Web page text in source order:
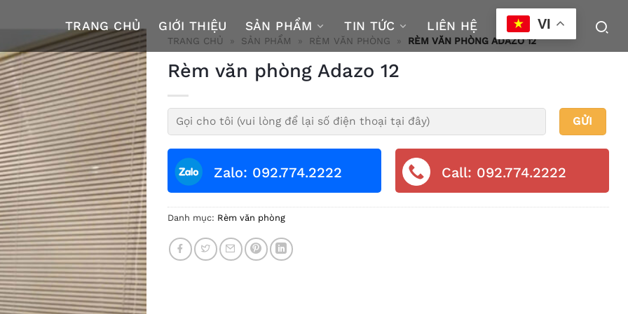
TRANG CHỦ GIỚI THIỆU SẢN PHẨM TIN TỨC LIÊN HỆ VI
TRANG CHỦ » SẢN PHẨM » RÈM VĂN PHÒNG » RÈM VĂN PHÒNG ADAZO 12
Rèm văn phòng Adazo 12
Zalo: 092.774.2222 Call: 092.774.2222
Danh mục: Rèm văn phòng